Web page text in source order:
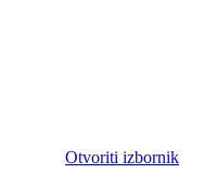
Otvoriti izbornik